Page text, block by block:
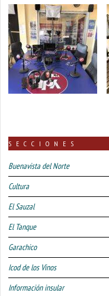
SECCIONES
Buenavista del Norte
Cultura
El Sauzal
El Tanque
Garachico
Icod de los Vinos
Información insular